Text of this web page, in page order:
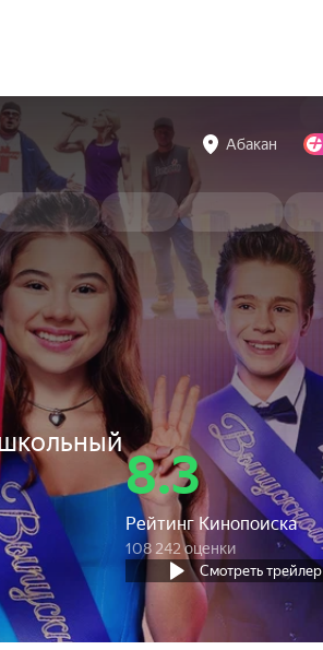
Абакан
8.3
Рейтинг Кинопоиска
108 242 оценки
Смотреть трейлер